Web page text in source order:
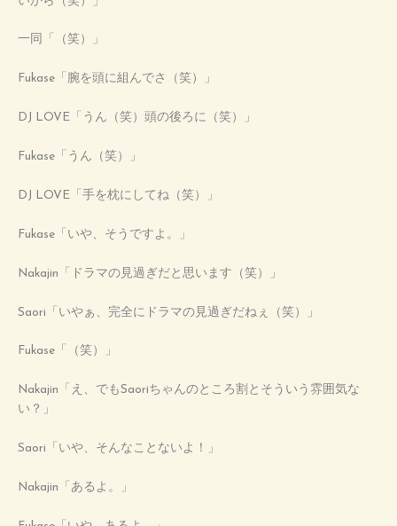
一同「（笑）」
Fukase「腕を頭に組んでさ（笑）」
DJ LOVE「うん（笑）頭の後ろに（笑）」
Fukase「うん（笑）」
DJ LOVE「手を枕にしてね（笑）」
Fukase「いや、そうですよ。」
Nakajin「ドラマの見過ぎだと思います（笑）」
Saori「いやぁ、完全にドラマの見過ぎだねぇ（笑）」
Fukase「（笑）」
Nakajin「え、でもSaoriちゃんのところ割とそういう雰囲気な
い？」
Saori「いや、そんなことないよ！」
Nakajin「あるよ。」